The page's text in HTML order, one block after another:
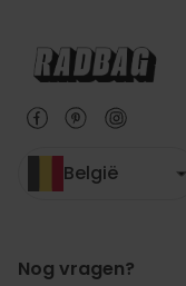
België
Nog vragen?